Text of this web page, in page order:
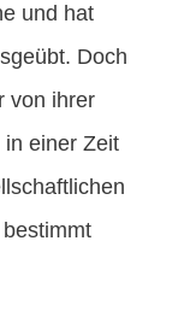
und hat
Doch
von ihrer
einer Zeit